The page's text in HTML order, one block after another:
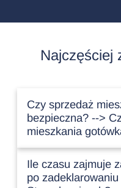
Najczęściej
Czy sprzedaż
bezpieczna? -->
mieszkania
Ile czasu zajmuje
po